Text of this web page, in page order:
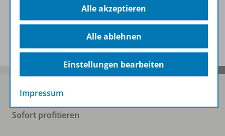
Sofort profitieren
Alle akzeptieren
Alle ablehnen
Einstellungen bearbeiten
Impressum